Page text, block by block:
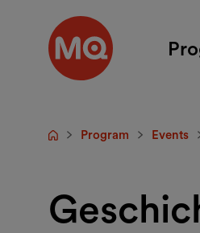
StartpageProgram Events